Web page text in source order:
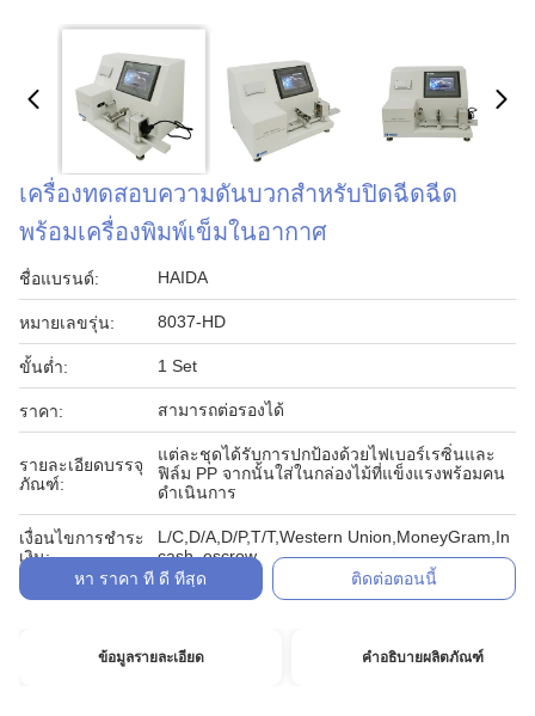
เครื่องทดสอบความดันบวกสําหรับปิดฉีดฉีด
พร้อมเครื่องพิมพ์เข็มในอากาศ
ชื่อแบรนด์: HAIDA
หมายเลขรุ่น: 8037-HD
ขั้นต่ำ: 1 Set
ราคา: สามารถต่อรองได้
รายละเอียดบรรจุ
ภัณฑ์:
แต่ละชุดได้รับการปกป้องด้วยไฟเบอร์เรซิ่นและ
ฟิล์ม PP จากนั้นใส่ในกล่องไม้ที่แข็งแรงพร้อมคน
ดำเนินการ
เงื่อนไขการชำระ
เงิน:
L/C,D/A,D/P,T/T,Western Union,MoneyGram,In
cash, escrow
หา ราคา ที่ ดี ที่สุด
ติดต่อตอนนี้
ข้อมูลรายละเอียด คำอธิบายผลิตภัณฑ์